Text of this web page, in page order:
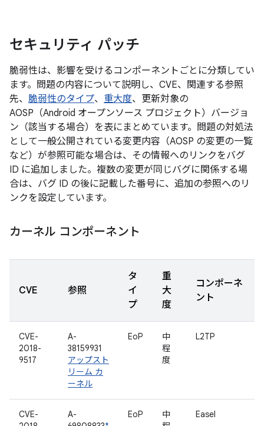
セキュリティ パッチ
脆弱性は、影響を受けるコンポーネントごとに分類してい
ます。問題の内容について説明し、CVE、関連する参照
先、 脆弱性のタイプ、 重大度、更新対象の
AOSP（Android オープンソース プロジェクト）バージョ
ン（該当する場合）を表にまとめています。問題の対処法
として一般公開されている変更内容（AOSP の変更の一覧
など）が参照可能な場合は、その情報へのリンクをバグ
ID に追加しました。複数の変更が同じバグに関係する場
合は、バグ ID の後に記載した番号に、追加の参照へのリ
ンクを設定しています。
カーネル コンポーネント
CVE 参照
タ
イ
プ
重
大
度
コンポーネ
ント
CVE-
2018-
9517
A-
38159931
アップスト
リーム カ
ーネル
EoP
中
程
度
L2TP
CVE-
A-
EoP
中
Easel